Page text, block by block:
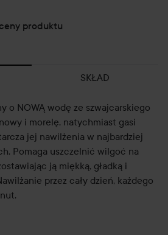
produktu
SKŁAD
o NOWĄ wodę ze szwajcarskiego
i morelę, natychmiast gasi
jej nawilżenia w najbardziej
Pomaga uszczelnić wilgoć na
ją miękką, gładką i
przez cały dzień, każdego